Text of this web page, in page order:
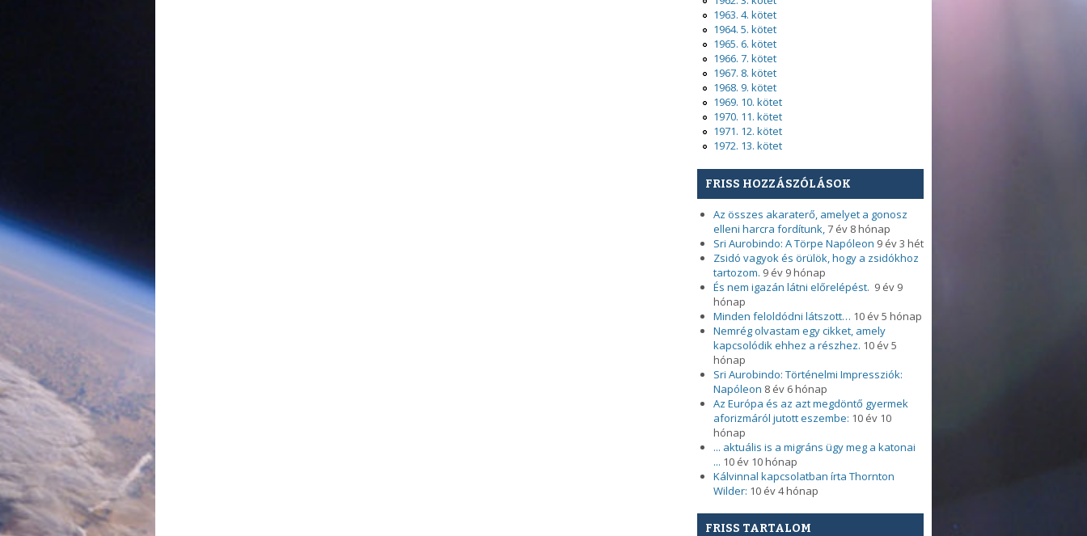
1963. 4. kötet
1964. 5. kötet
1965. 6. kötet
1966. 7. kötet
1967. 8. kötet
1968. 9. kötet
1969. 10. kötet
1970. 11. kötet
1971. 12. kötet
1972. 13. kötet
FRISS HOZZÁSZÓLÁSOK
Az összes akaraterő, amelyet a gonosz
elleni harcra fordítunk, 7 év 8 hónap
Sri Aurobindo: A Törpe Napóleon 9 év 3 hét
Zsidó vagyok és örülök, hogy a zsidókhoz
tartozom. 9 év 9 hónap
És nem igazán látni előrelépést. 9 év 9
hónap
Minden feloldódni látszott… 10 év 5 hónap
Nemrég olvastam egy cikket, amely
kapcsolódik ehhez a részhez. 10 év 5
hónap
Sri Aurobindo: Történelmi Impressziók:
Napóleon 8 év 6 hónap
Az Európa és az azt megdöntő gyermek
aforizmáról jutott eszembe: 10 év 10
hónap
... aktuális is a migráns ügy meg a katonai
... 10 év 10 hónap
Kálvinnal kapcsolatban írta Thornton
Wilder: 10 év 4 hónap
FRISS TARTALOM